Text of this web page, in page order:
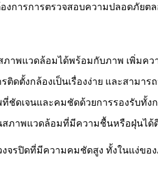
งการการตรวจสอบความปลอดภัย
าพแวดล้อมได้พร้อมกับภาพ เพิ่มค
ดตั้งกล้องเป็นเรื่องง่าย และสามา
ชัดเจนและคมชัดด้วยการรองรับทั้ง
สภาพแวดล้อมที่มีความชื้นหรือฝุ่นได้
จรปิดที่มีความคมชัดสูง ทั้งในแง่ข